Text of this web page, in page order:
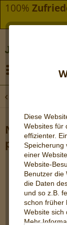
100%
Diese
Websites für
effizienter.
Speicherung
einer
Website-
Benutzer die
die Daten
und so z.B.
schon früher
Website sich
Mehr
puderfrei